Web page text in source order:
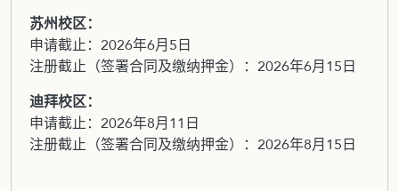
苏州校区：
申请截止：2026年6月5日
注册截止（签署合同及缴纳押金）：2026年6月15日
迪拜校区：
申请截止：2026年8月11日
注册截止（签署合同及缴纳押金）：2026年8月15日